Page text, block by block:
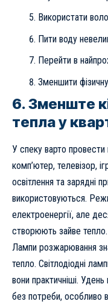
Використати
Пити воду
Перейти в
Зменшити фізичну
6. Зменште
тепла у
У спеку варто провести
комп’ютер, телевізор,
освітлення та зарядні
використовуються.
електроенергії, але
створюють зайве тепло.
Лампи розжарювання
тепло. Світлодіодні
вони практичніші.
без потреби, особливо